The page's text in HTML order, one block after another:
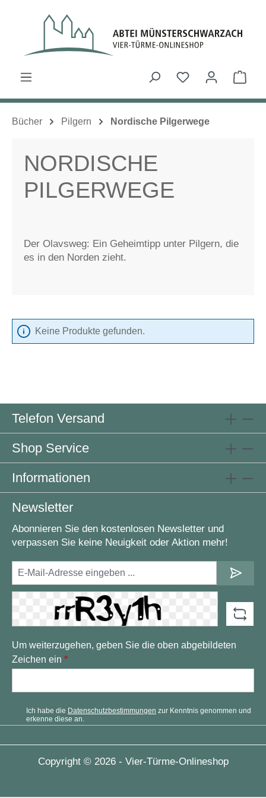
Zum Hauptinhalt springen
Du hast 0
Bücher Pilgern Nordische Pilgerwege
NORDISCHE
PILGERWEGE
Der Olavsweg: Ein Geheimtipp unter Pilgern, die
es in den Norden zieht.
Keine Produkte gefunden.
Telefon Versand
Shop Service
Informationen
Newsletter
Abonnieren Sie den kostenlosen Newsletter und
verpassen Sie keine Neuigkeit oder Aktion mehr!
Um weiterzugehen, geben Sie die oben abgebildeten
Zeichen ein *
Ich habe die Datenschutzbestimmungen zur Kenntnis genommen und
erkenne diese an.
Copyright © 2026 - Vier-Türme-Onlineshop